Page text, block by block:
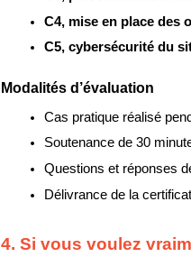
C4, mise en place des
C5, cybersécurité du
Modalités d’évaluation
Cas pratique réalisé
Soutenance de 30
Questions et réponses
Délivrance de la
4. Si vous voulez